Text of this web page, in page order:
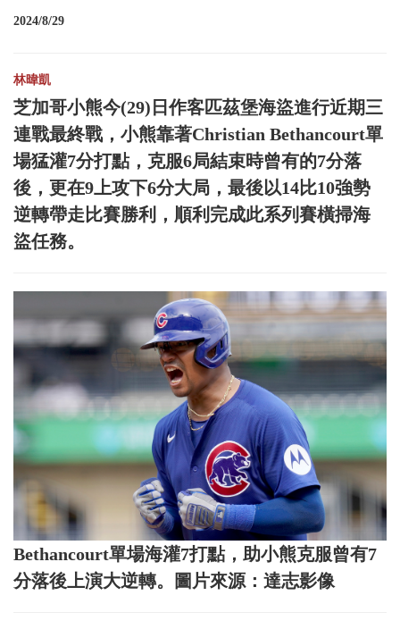
2024/8/29
林暐凱
芝加哥小熊今(29)日作客匹茲堡海盜進行近期三
連戰最終戰，小熊靠著Christian Bethancourt單
場猛灌7分打點，克服6局結束時曾有的7分落
後，更在9上攻下6分大局，最後以14比10強勢
逆轉帶走比賽勝利，順利完成此系列賽橫掃海
盜任務。
Bethancourt單場海灌7打點，助小熊克服曾有7
分落後上演大逆轉。圖片來源：達志影像